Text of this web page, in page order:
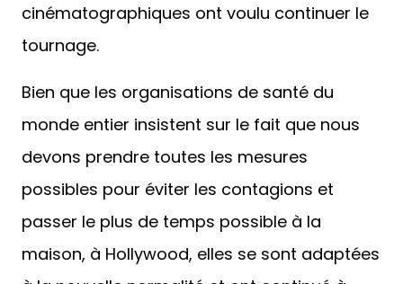
cinématographiques ont voulu continuer le
tournage.
Bien que les organisations de santé du
monde entier insistent sur le fait que nous
devons prendre toutes les mesures
possibles pour éviter les contagions et
passer le plus de temps possible à la
maison, à Hollywood, elles se sont adaptées